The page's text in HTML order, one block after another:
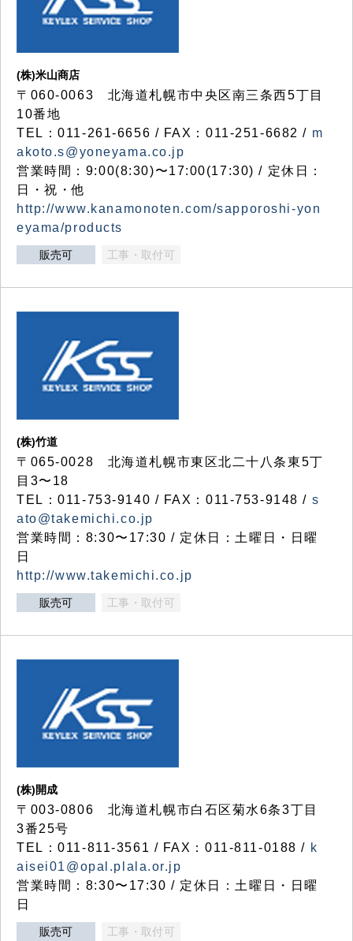
(株)米山商店
〒060-0063 北海道札幌市中央区南三条西5丁目
10番地
TEL：011-261-6656 / FAX：011-251-6682 / m
akoto.s@yoneyama.co.jp
営業時間：9:00(8:30)〜17:00(17:30) / 定休日：
日・祝・他
http://www.kanamonoten.com/sapporoshi-yon
eyama/products
販売可 工事・取付可
(株)竹道
〒065-0028 北海道札幌市東区北二十八条東5丁
目3〜18
TEL：011-753-9140 / FAX：011-753-9148 / s
ato@takemichi.co.jp
営業時間：8:30〜17:30 / 定休日：土曜日・日曜
日
http://www.takemichi.co.jp
販売可 工事・取付可
(株)開成
〒003-0806 北海道札幌市白石区菊水6条3丁目
3番25号
TEL：011-811-3561 / FAX：011-811-0188 / k
aisei01@opal.plala.or.jp
営業時間：8:30〜17:30 / 定休日：土曜日・日曜
日
販売可 工事・取付可